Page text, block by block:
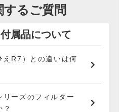
するご質問
属品について
えR7）との違いは何
リーズのフィルター
？